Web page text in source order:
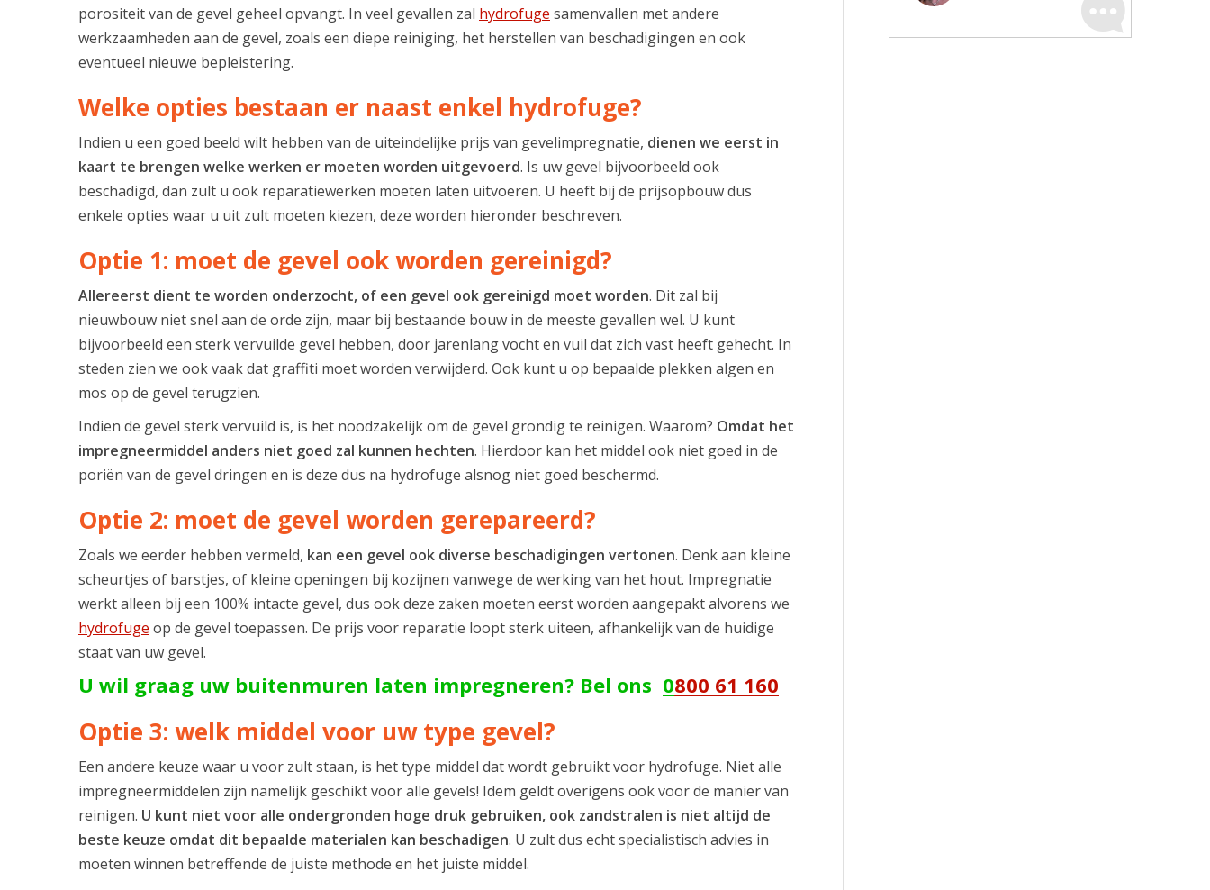
porositeit van de gevel geheel opvangt. In veel gevallen zal hydrofuge samenvallen met andere
werkzaamheden aan de gevel, zoals een diepe reiniging, het herstellen van beschadigingen en ook
eventueel nieuwe bepleistering.
Welke opties bestaan er naast enkel hydrofuge?
Indien u een goed beeld wilt hebben van de uiteindelijke prijs van gevelimpregnatie, dienen we eerst in
kaart te brengen welke werken er moeten worden uitgevoerd. Is uw gevel bijvoorbeeld ook
beschadigd, dan zult u ook reparatiewerken moeten laten uitvoeren. U heeft bij de prijsopbouw dus
enkele opties waar u uit zult moeten kiezen, deze worden hieronder beschreven.
Optie 1: moet de gevel ook worden gereinigd?
Allereerst dient te worden onderzocht, of een gevel ook gereinigd moet worden. Dit zal bij
nieuwbouw niet snel aan de orde zijn, maar bij bestaande bouw in de meeste gevallen wel. U kunt
bijvoorbeeld een sterk vervuilde gevel hebben, door jarenlang vocht en vuil dat zich vast heeft gehecht. In
steden zien we ook vaak dat graffiti moet worden verwijderd. Ook kunt u op bepaalde plekken algen en
mos op de gevel terugzien.
Indien de gevel sterk vervuild is, is het noodzakelijk om de gevel grondig te reinigen. Waarom? Omdat het
impregneermiddel anders niet goed zal kunnen hechten. Hierdoor kan het middel ook niet goed in de
poriën van de gevel dringen en is deze dus na hydrofuge alsnog niet goed beschermd.
Optie 2: moet de gevel worden gerepareerd?
Zoals we eerder hebben vermeld, kan een gevel ook diverse beschadigingen vertonen. Denk aan kleine
scheurtjes of barstjes, of kleine openingen bij kozijnen vanwege de werking van het hout. Impregnatie
werkt alleen bij een 100% intacte gevel, dus ook deze zaken moeten eerst worden aangepakt alvorens we
hydrofuge op de gevel toepassen. De prijs voor reparatie loopt sterk uiteen, afhankelijk van de huidige
staat van uw gevel.
U wil graag uw buitenmuren laten impregneren? Bel ons 0800 61 160
Optie 3: welk middel voor uw type gevel?
Een andere keuze waar u voor zult staan, is het type middel dat wordt gebruikt voor hydrofuge. Niet alle
impregneermiddelen zijn namelijk geschikt voor alle gevels! Idem geldt overigens ook voor de manier van
reinigen. U kunt niet voor alle ondergronden hoge druk gebruiken, ook zandstralen is niet altijd de
beste keuze omdat dit bepaalde materialen kan beschadigen. U zult dus echt specialistisch advies in
moeten winnen betreffende de juiste methode en het juiste middel.